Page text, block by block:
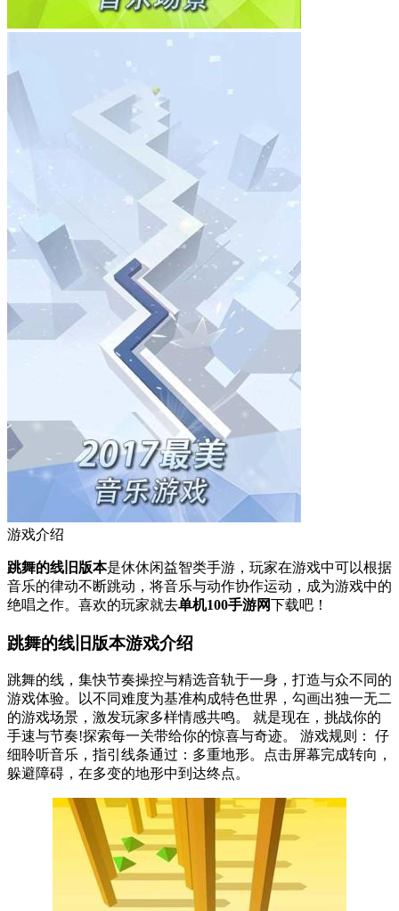
游戏介绍
跳舞的线旧版本是休休闲益智类手游，玩家在游戏中可以根据
音乐的律动不断跳动，将音乐与动作协作运动，成为游戏中的
绝唱之作。喜欢的玩家就去单机100手游网下载吧！
跳舞的线旧版本游戏介绍
跳舞的线，集快节奏操控与精选音轨于一身，打造与众不同的
游戏体验。以不同难度为基准构成特色世界，勾画出独一无二
的游戏场景，激发玩家多样情感共鸣。 就是现在，挑战你的
手速与节奏!探索每一关带给你的惊喜与奇迹。 游戏规则： 仔
细聆听音乐，指引线条通过：多重地形。点击屏幕完成转向，
躲避障碍，在多变的地形中到达终点。